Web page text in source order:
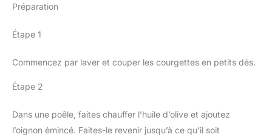
Préparation
Étape 1
Commencez par laver et couper les courgettes en petits dés.
Étape 2
Dans une poêle, faites chauffer l’huile d’olive et ajoutez
l’oignon émincé. Faites-le revenir jusqu’à ce qu’il soit